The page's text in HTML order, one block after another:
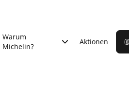
Warum
Michelin?
Aktionen